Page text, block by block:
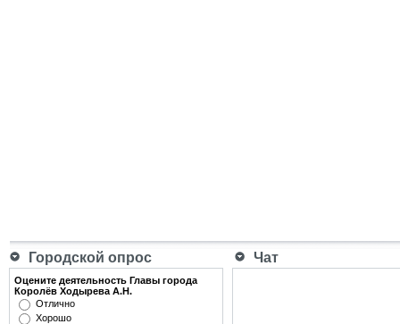
Городской опрос Чат
Оцените деятельность Главы города
Королёв Ходырева А.Н.
Отлично
Хорошо